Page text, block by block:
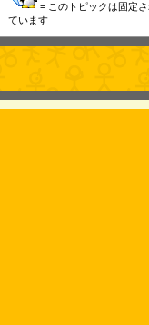
= このトピックは固定
ています